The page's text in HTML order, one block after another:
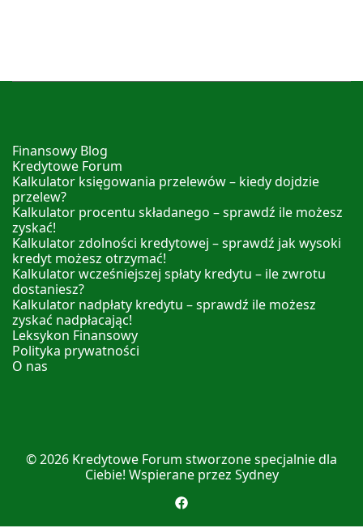
Finansowy Blog
Kredytowe Forum
Kalkulator księgowania przelewów – kiedy dojdzie
przelew?
Kalkulator procentu składanego – sprawdź ile możesz
zyskać!
Kalkulator zdolności kredytowej – sprawdź jak wysoki
kredyt możesz otrzymać!
Kalkulator wcześniejszej spłaty kredytu – ile zwrotu
dostaniesz?
Kalkulator nadpłaty kredytu – sprawdź ile możesz
zyskać nadpłacając!
Leksykon Finansowy
Polityka prywatności
O nas
© 2026 Kredytowe Forum stworzone specjalnie dla
Ciebie! Wspierane przez Sydney